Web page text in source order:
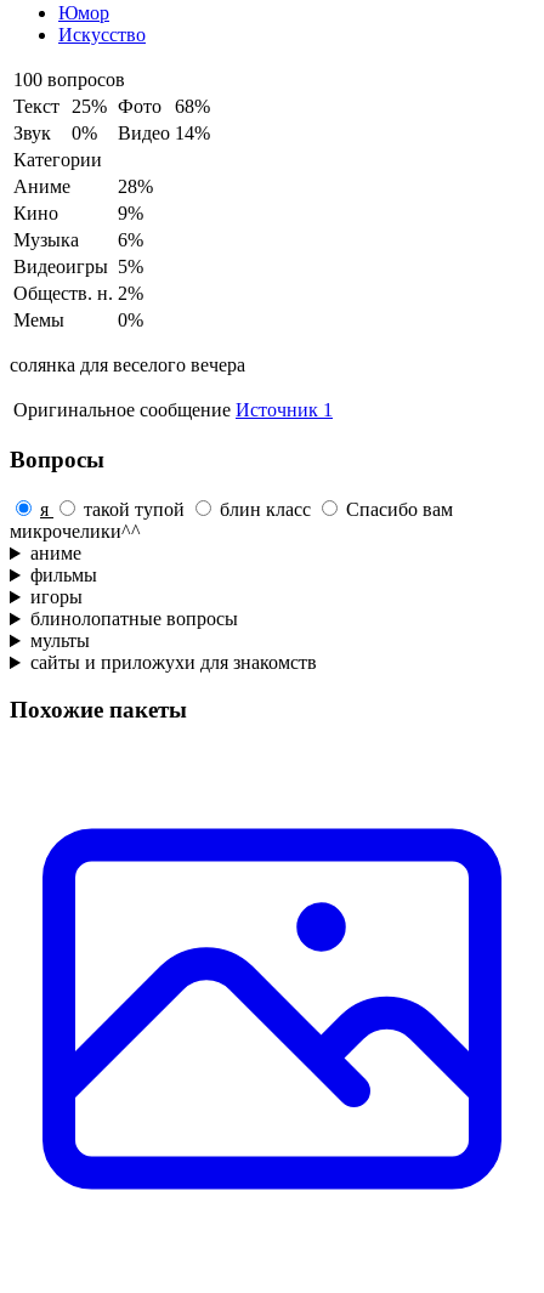
Юмор
Искусство
100 вопросов
Текст
25% Фото
68%
Звук
0% Видео 14%
Категории
Аниме
28%
Кино
9%
Музыка
6%
Видеоигры 5%
Обществ. н. 2%
Мемы
0%
солянка для веселого вечера
Оригинальное сообщение Источник 1
Вопросы
я такой тупой блин класс
Спасибо вам
микрочелики^^
аниме
фильмы
игоры
блинолопатные вопросы
мульты
сайты и приложухи для знакомств
Похожие пакеты